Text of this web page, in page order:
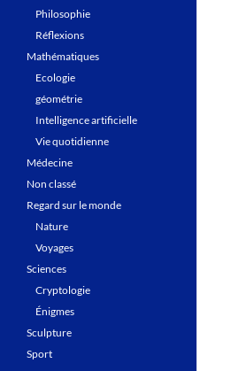
Philosophie
Réflexions
Mathématiques
Ecologie
géométrie
Intelligence artificielle
Vie quotidienne
Médecine
Non classé
Regard sur le monde
Nature
Voyages
Sciences
Cryptologie
Énigmes
Sculpture
Sport